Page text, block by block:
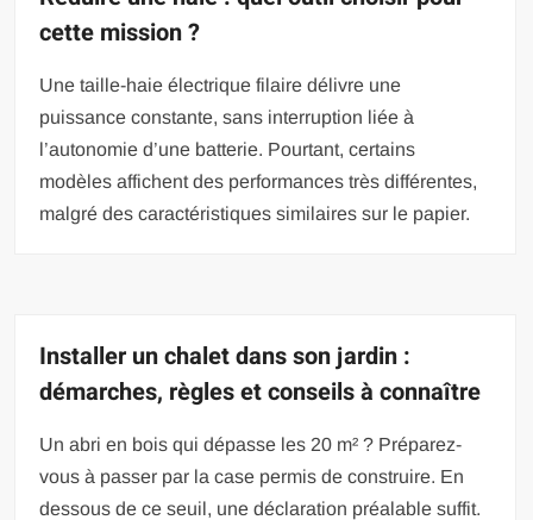
cette mission ?
Une taille-haie électrique filaire délivre une
puissance constante, sans interruption liée à
l’autonomie d’une batterie. Pourtant, certains
modèles affichent des performances très différentes,
malgré des caractéristiques similaires sur le papier.
Installer un chalet dans son jardin :
démarches, règles et conseils à connaître
Un abri en bois qui dépasse les 20 m² ? Préparez-
vous à passer par la case permis de construire. En
dessous de ce seuil, une déclaration préalable suffit.